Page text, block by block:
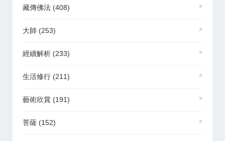
藏傳佛法 (408)
大師 (253)
經續解析 (233)
生活修行 (211)
藝術欣賞 (191)
菩薩 (152)